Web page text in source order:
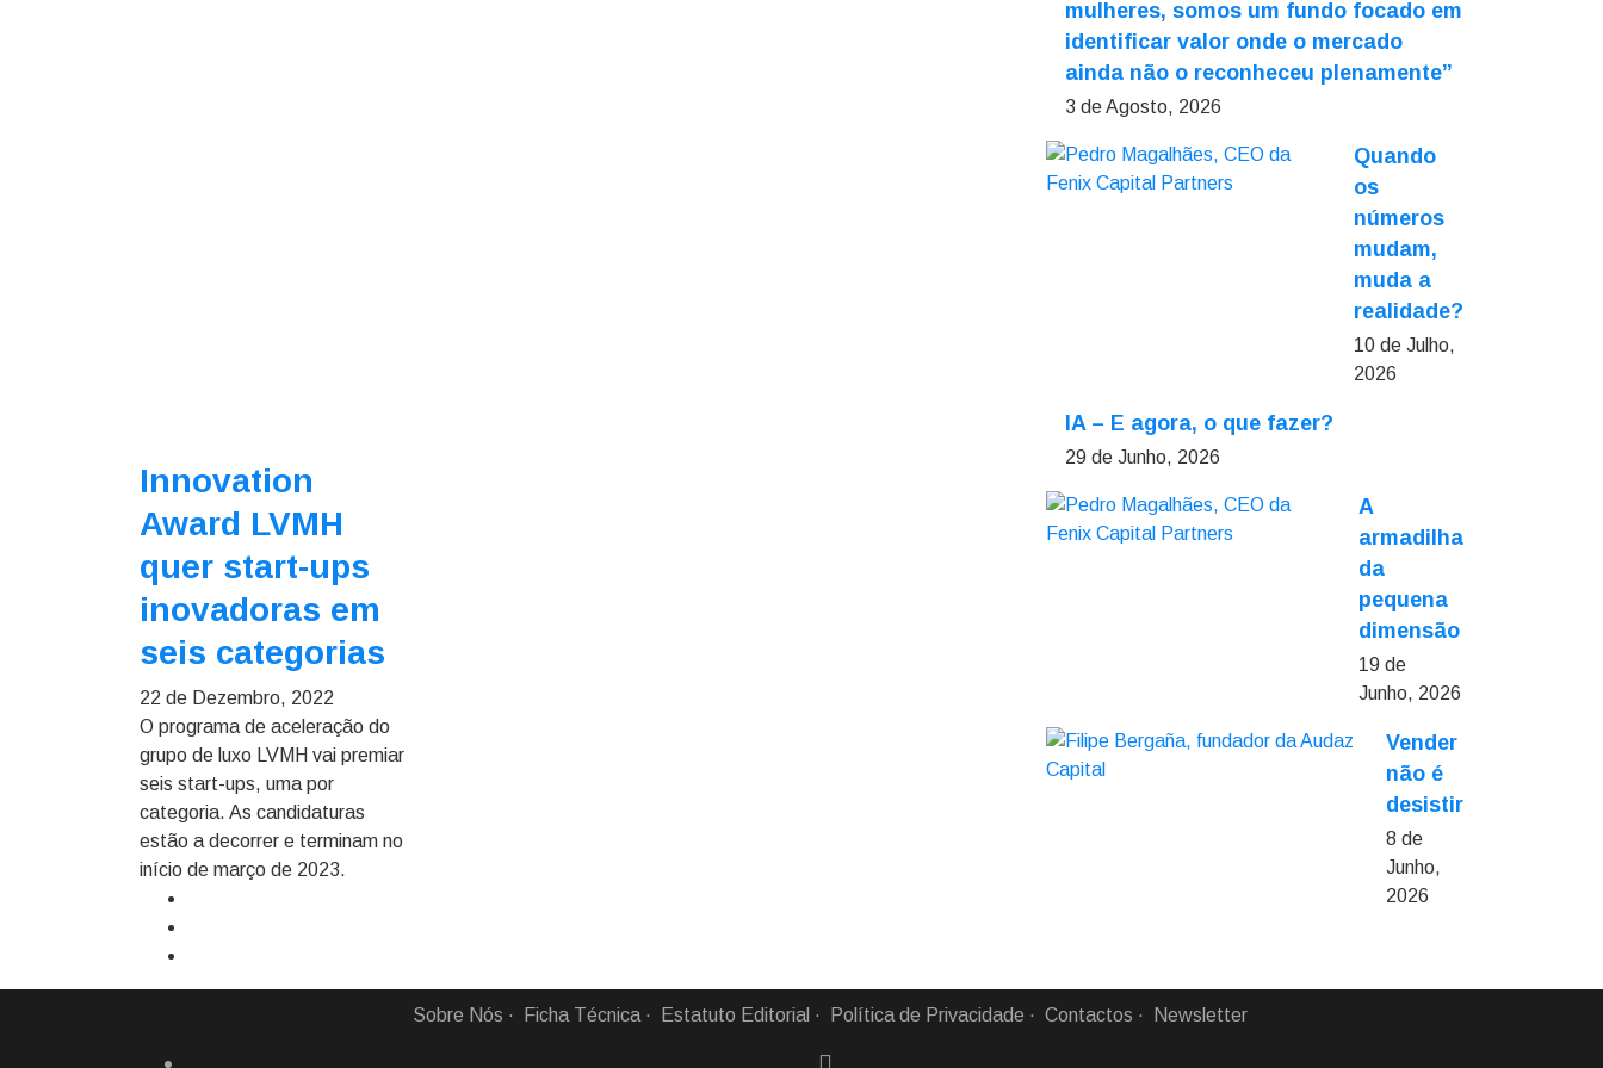
Innovation
Award LVMH
quer start-ups
inovadoras em
seis categorias
22 de Dezembro, 2022
O programa de aceleração do
grupo de luxo LVMH vai premiar
seis start-ups, uma por
categoria. As candidaturas
estão a decorrer e terminam no
início de março de 2023.
mulheres, somos um fundo focado em
identificar valor onde o mercado
ainda não o reconheceu plenamente”
3 de Agosto, 2026
Quando
os
números
mudam,
muda a
realidade?
10 de Julho,
2026
IA – E agora, o que fazer?
29 de Junho, 2026
A
armadilha
da
pequena
dimensão
19 de
Junho, 2026
Vender
não é
desistir
8 de
Junho,
2026
Sobre Nós Ficha Técnica Estatuto Editorial Política de Privacidade Contactos Newsletter